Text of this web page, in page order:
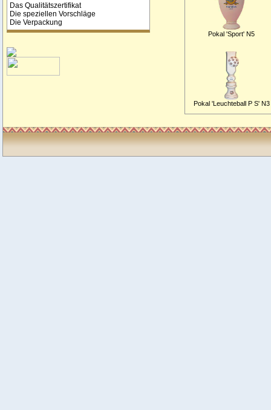
Das Qualitätszertifikat
Die speziellen Vorschläge
Die Verpackung
Pokal 'Sport' N5
Pokal 'Leuchteball P S' N3